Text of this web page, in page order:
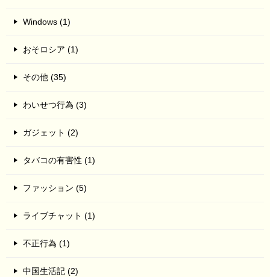
Windows (1)
おそロシア (1)
その他 (35)
わいせつ行為 (3)
ガジェット (2)
タバコの有害性 (1)
ファッション (5)
ライブチャット (1)
不正行為 (1)
中国生活記 (2)